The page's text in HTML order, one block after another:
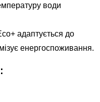
води
адаптується до
енергоспоживання.